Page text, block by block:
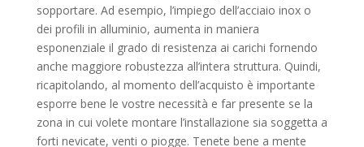
sopportare. Ad esempio, l’impiego dell’acciaio inox o
dei profili in alluminio, aumenta in maniera
esponenziale il grado di resistenza ai carichi fornendo
anche maggiore robustezza all’intera struttura. Quindi,
ricapitolando, al momento dell’acquisto è importante
esporre bene le vostre necessità e far presente se la
zona in cui volete montare l’installazione sia soggetta a
forti nevicate, venti o piogge. Tenete bene a mente